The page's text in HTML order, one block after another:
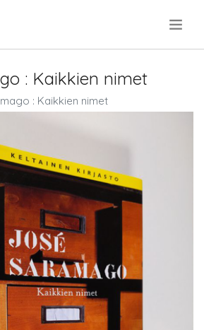
: Kaikkien nimet
: Kaikkien nimet